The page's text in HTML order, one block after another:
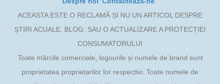
ACEASTA ESTE O RECLAMĂ ȘI NU UN ARTICOL DESPRE
ȘTIRI ACUALE, BLOG, SAU O ACTUALIZARE A PROTECȚIEI
CONSUMATORULUI
Toate mărcile comerciale, logourile și numele de brand sunt
proprietatea proprietarilor lor respectivi. Toate numele de